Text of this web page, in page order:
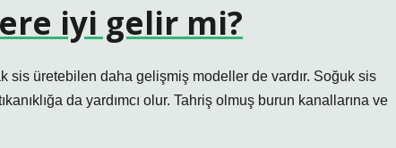
iyi gelir mi?
sis üretebilen daha gelişmiş modeller de vardır. Soğuk sis
da yardımcı olur. Tahriş olmuş burun kanallarına ve